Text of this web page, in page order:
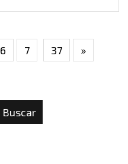
6 7 37 »
Buscar